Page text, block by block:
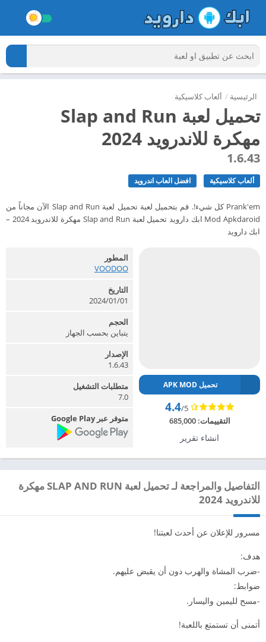
الرئيسية / ألعاب كلاسيكية
تحميل لعبة Slap and Run
مهكرة للاندرويد 2024
1.6.43
ألعاب كلاسيكية افضل العاب اندرويد
Prank'em كل شيء!. قم بتحميل لعبة تحميل لعبة Slap and Run الآن مجاناً من
Mod Apkdaroid ابك دارويد تحميل لعبة Slap and Run مهكرة للاندرويد 2024 –
ابك دارويد
تحميل APK MOD
4.4/5
التقييمات:685,000
انشاء تقرير
المطور
VOODOO‏
التاريخ
2024/01/01
الحجم
يتباين بحسب الجهاز
الإصدار
1.6.43
متطلبات التشغيل
7.0
متوفر عبر Google Play
التفاصيل والمراجعة لـ تحميل لعبة SLAP AND RUN مهكرة
للاندرويد 2024
مسرور للإعلان عن أحدث لعبتنا!
هدف:
-ضرب المشاة والهرب دون أن يقبض عليهم.
ضوابط:
-مسح لليمين واليسار.
أتمنى أن تستمتع باللعبة!